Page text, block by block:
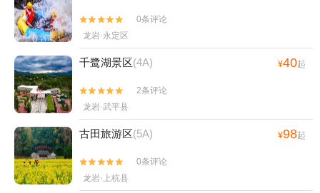


0条评论
龙岩·永定区
千鹭湖景区(4A) ¥40起


2条评论
龙岩·武平县
古田旅游区(5A) ¥98起


0条评论
龙岩·上杭县